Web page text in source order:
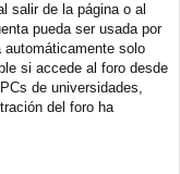
salir de la página o al
pueda ser usada por
solo
si accede al foro desde
de universidades,
del foro ha